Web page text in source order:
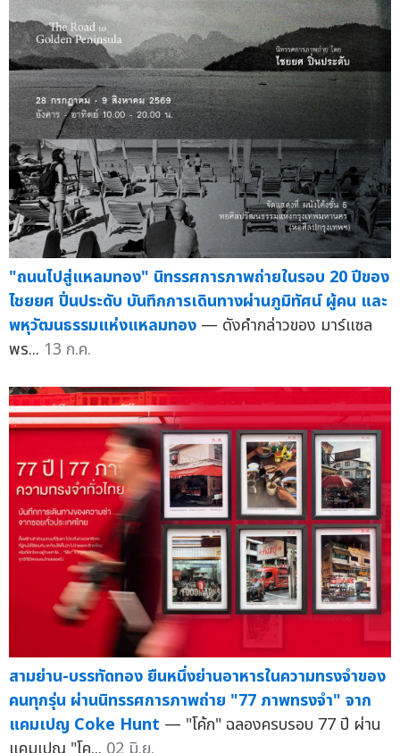
"ถนนไปสู่แหลมทอง" นิทรรศการภาพถ่ายในรอบ 20 ปีของ
ไชยยศ ปิ่นประดับ บันทึกการเดินทางผ่านภูมิทัศน์ ผู้คน และ
พหุวัฒนธรรมแห่งแหลมทอง — ดังคำกล่าวของ มาร์แซล
พร... 13 ก.ค.
สามย่าน-บรรทัดทอง ยืนหนึ่งย่านอาหารในความทรงจำของ
คนทุกรุ่น ผ่านนิทรรศการภาพถ่าย "77 ภาพทรงจำ" จาก
แคมเปญ Coke Hunt — "โค้ก" ฉลองครบรอบ 77 ปี ผ่าน